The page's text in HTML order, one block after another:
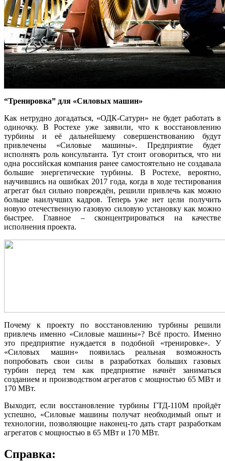
“Тренировка” для «Силовых машин»
Как нетрудно догадаться, «ОДК-Сатурн» не будет работать в
одиночку. В Ростехе уже заявили, что к восстановлению
турбины и её дальнейшему совершенствованию будут
привлечены «Силовые машины». Предприятие будет
исполнять роль консультанта. Тут стоит оговориться, что ни
одна российская компания ранее самостоятельно не создавала
большие энергетические турбины. В Ростехе, вероятно,
научившись на ошибках 2017 года, когда в ходе тестирования
агрегат был сильно повреждён, решили привлечь как можно
больше наилучших кадров. Теперь уже нет цели получить
новую отечественную газовую силовую установку как можно
быстрее. Главное – сконцентрироваться на качестве
исполнения проекта.
Почему к проекту по восстановлению турбины решили
привлечь именно «Силовые машины»? Всё просто. Именно
это предприятие нуждается в подобной «тренировке». У
«Силовых машин» появилась реальная возможность
попробовать свои силы в разработках больших газовых
турбин перед тем как предприятие начнёт заниматься
созданием и производством агрегатов с мощностью 65 МВт и
170 МВт.
Выходит, если восстановление турбины ГТД-110М пройдёт
успешно, «Силовые машины получат необходимый опыт и
технологии, позволяющие наконец-то дать старт разработкам
агрегатов с мощностью в 65 МВт и 170 МВт.
Справка: